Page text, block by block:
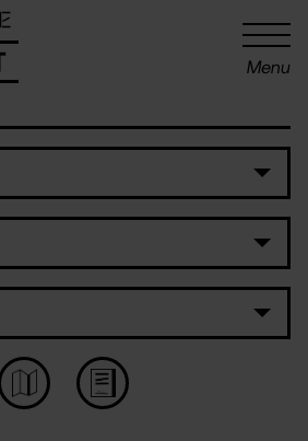
Menu